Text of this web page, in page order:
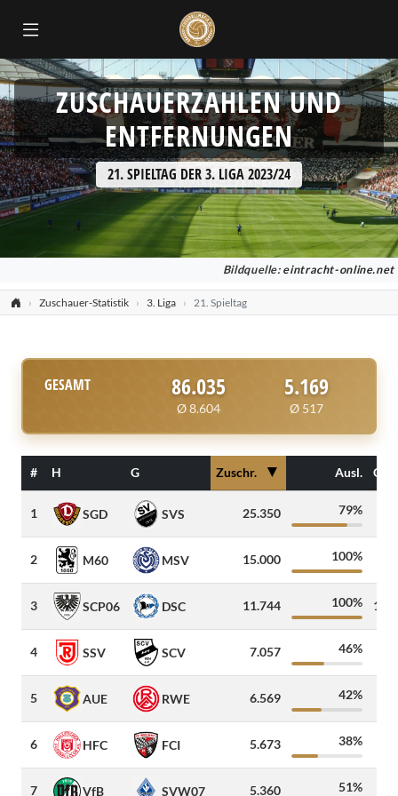
ZUSCHAUERZAHLEN UND
ENTFERNUNGEN
21. SPIELTAG DER 3. LIGA 2023/24
Bildquelle: eintracht-online.net
Zuschauer-Statistik 3. Liga 21. Spieltag
GESAMT 86.035
Ø 8.604
5.169
Ø 517
# H G Zuschr. ▼ Ausl.
1 SGD SVS 25.350 79%
2 M60 MSV 15.000 100%
3 SCP06 DSC 11.744 100%
4 SSV SCV 7.057 46%
5 AUE RWE 6.569 42%
6 HFC FCI 5.673 38%
7 VfB SVW07 5.360 51%